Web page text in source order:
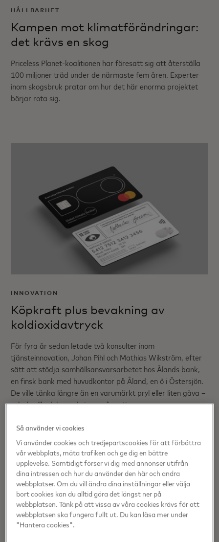
HÅLLBARHET
Kampen mot klimatförändringar:
det krävs en skog
Priceless Planet-koalitionen har föresatt sig att återställa
100 miljoner träd under de närmaste fem åren. Experter
inom skogsbruk pratar om hur det här enorma projektet
börjar rota sig.
INNOVATION
Köpkraft plus bevakning av
koldioxidavtryck
För fyra år sedan letade två konsulter inom
tjänsteinnovation, Johan Pihl och Mathias Wikström, efter
sätt att stödja samhällsansvarsarbetet hos Ålands bank,
en finsk bank med huvudkontor på Åland, en ö i Östersjön.
De ville tänka längre än en varumärkt pryl eller liten gåva –
och de ville dela med sig av någonting som var
Så använder vi cookies
Vi använder cookies och tredjepartscookies för att förbättra
vår webbplats, mäta trafiken och ge dig en bättre
upplevelse. Samtidigt förser vi dig med annonser utifrån
dina intressen och hur du använder den här och andra
webbplatser. Om du vill ändra dina inställningar eller välja
bort cookies kan du alltid göra det längst ner på
webbplatsen. Tänk på att vissa av våra cookies krävs för att
webbplatsen ska fungera fullt ut. Du kan läsa mer under
"Hantera cookies".